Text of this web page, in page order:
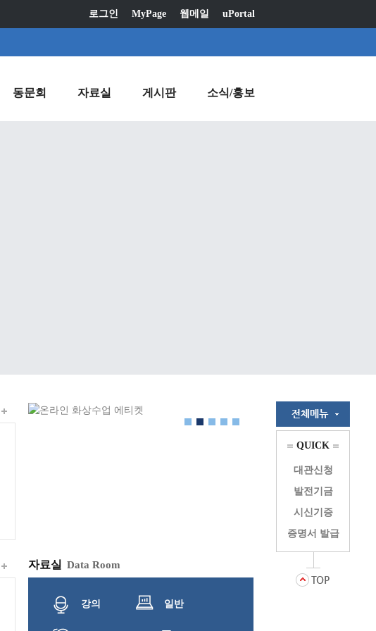
로그인 MyPage 웹메일 uPortal
동문회 자료실 게시판 소식/홍보
자료실 Data Room
강의 일반
QUICK
대관신청
발전기금
시신기증
증명서 발급